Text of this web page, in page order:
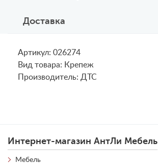
Доставка
Артикул: 026274
Вид товара: Крепеж
Производитель: ДТС
Интернет-магазин АнтЛи Мебель
Мебель